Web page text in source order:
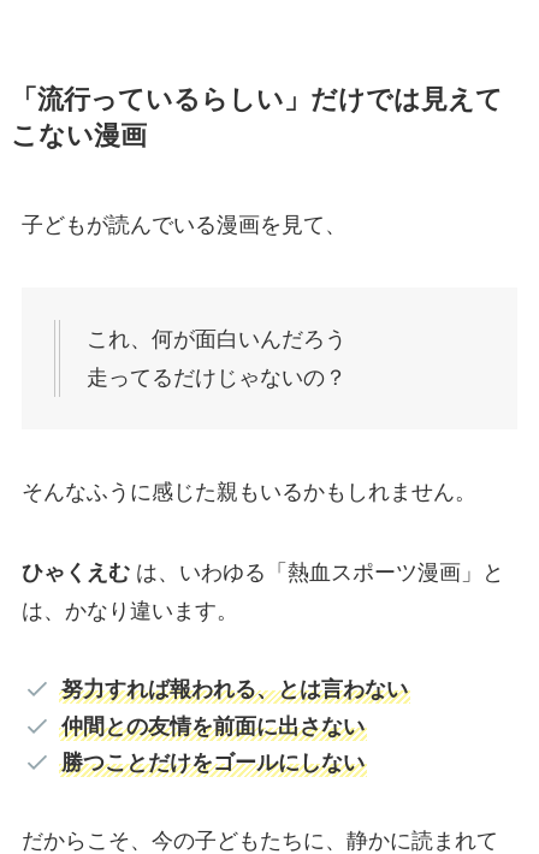
「流行っているらしい」だけでは見えて
こない漫画
子どもが読んでいる漫画を見て、
これ、何が面白いんだろう
走ってるだけじゃないの？
そんなふうに感じた親もいるかもしれません。
ひゃくえむは、いわゆる「熱血スポーツ漫画」と
は、かなり違います。
努力すれば報われる、とは言わない
仲間との友情を前面に出さない
勝つことだけをゴールにしない
だからこそ、今の子どもたちに、静かに読まれて